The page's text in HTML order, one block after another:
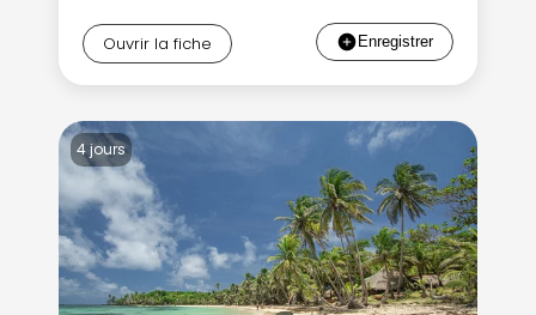
Ouvrir la fiche
4 jours